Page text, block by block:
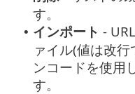
す。
• インポート -
ァイル(値は改
ンコードを使用
す。